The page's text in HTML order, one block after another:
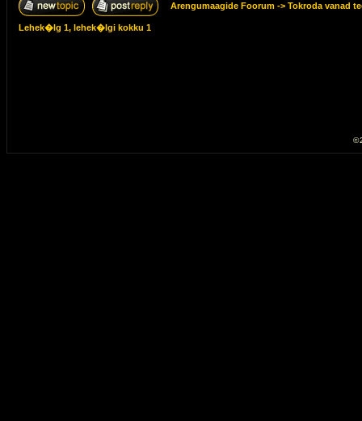
Arengumaagide Foorum -> Tokroda vanad
Lehek�lg 1, lehek�lgi kokku 1
©